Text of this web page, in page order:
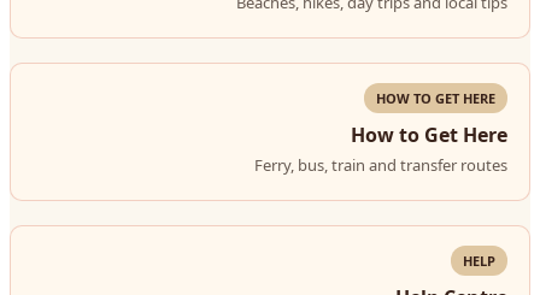
HOW TO GET HERE
How to Get Here
Ferry, bus, train and transfer routes
HELP